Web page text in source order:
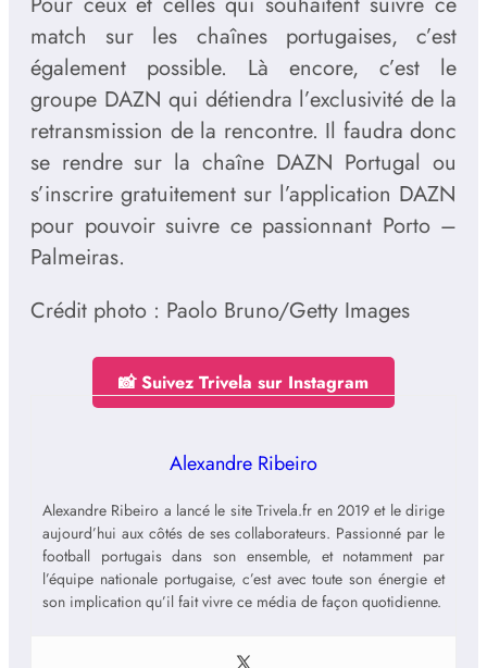
match sur les chaînes portugaises, c’est
également possible. Là encore, c’est le
groupe DAZN qui détiendra l’exclusivité de la
retransmission de la rencontre. Il faudra donc
se rendre sur la chaîne DAZN Portugal ou
s’inscrire gratuitement sur l’application DAZN
pour pouvoir suivre ce passionnant Porto –
Palmeiras.
Crédit photo : Paolo Bruno/Getty Images
📸 Suivez Trivela sur Instagram
Alexandre Ribeiro
Alexandre Ribeiro a lancé le site Trivela.fr en 2019 et le dirige
aujourd’hui aux côtés de ses collaborateurs. Passionné par le
football portugais dans son ensemble, et notamment par
l’équipe nationale portugaise, c’est avec toute son énergie et
son implication qu’il fait vivre ce média de façon quotidienne.